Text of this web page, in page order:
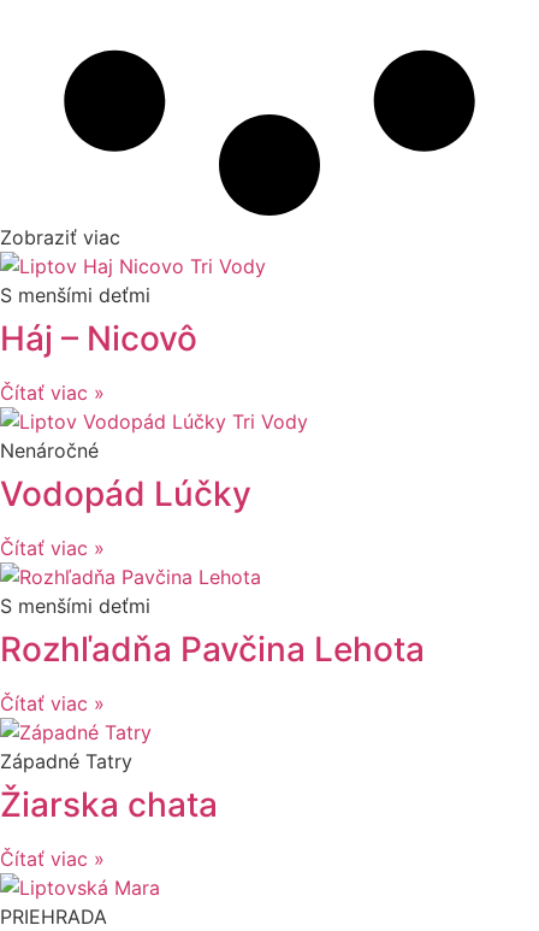
Zobraziť viac
S menšími deťmi
Háj – Nicovô
Čítať viac »
Nenáročné
Vodopád Lúčky
Čítať viac »
S menšími deťmi
Rozhľadňa Pavčina Lehota
Čítať viac »
Západné Tatry
Žiarska chata
Čítať viac »
PRIEHRADA